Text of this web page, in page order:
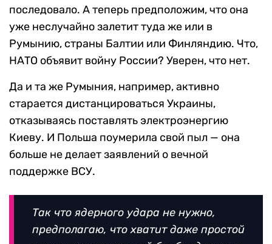
последовало. А теперь предположим, что она
уже неслучайно залетит туда же или в
Румынию, страны Балтии или Финляндию. Что,
НАТО объявит войну России? Уверен, что нет.
Да и та же Румыния, например, активно
старается дистанцироваться Украины,
отказываясь поставлять электроэнергию
Киеву. И Польша поумерила свой пыл — она
больше не делает заявлений о вечной
поддержке ВСУ.
Так что ядерного удара не нужно,
предполагаю, что хватит даже простой